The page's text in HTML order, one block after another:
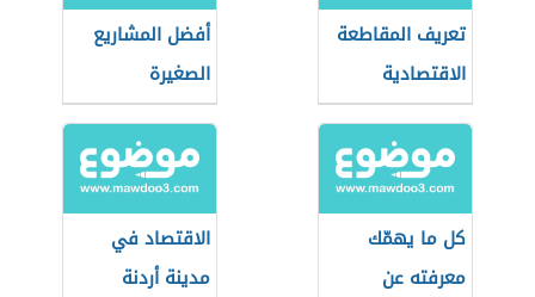
تعريف المقاطعة
الاقتصادية
أفضل المشاريع
الصغيرة
كل ما يهمّك
معرفته عن
الاقتصاد في
مدينة أردنة